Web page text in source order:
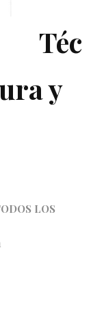
Téc
y
LOS